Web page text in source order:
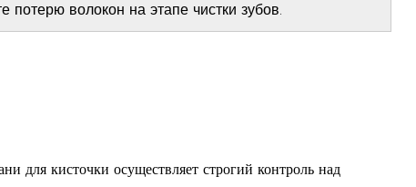
потерю волокон на этапе чистки зубов.
для кисточки осуществляет строгий контроль над